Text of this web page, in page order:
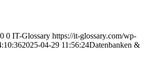
0 0 IT-Glossary https://it-glossary.com/wp-
2025-04-29 11:56:24Datenbanken &